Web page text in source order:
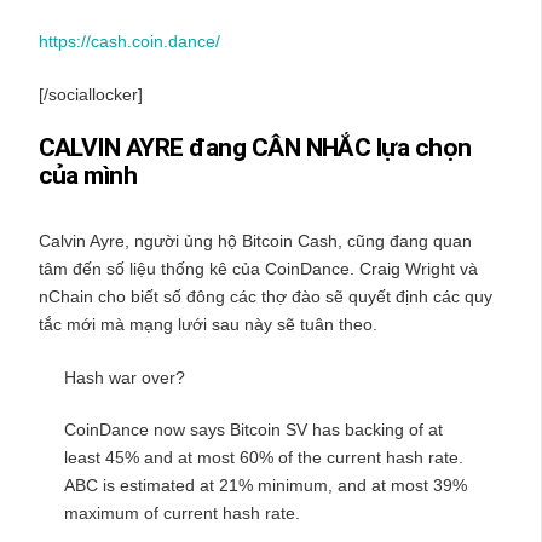
https://cash.coin.dance/
[/sociallocker]
CALVIN AYRE đang CÂN NHẮC lựa chọn
của mình
Calvin Ayre, người ủng hộ Bitcoin Cash, cũng đang quan
tâm đến số liệu thống kê của CoinDance. Craig Wright và
nChain cho biết số đông các thợ đào sẽ quyết định các quy
tắc mới mà mạng lưới sau này sẽ tuân theo.
Hash war over?
CoinDance now says Bitcoin SV has backing of at
least 45% and at most 60% of the current hash rate.
ABC is estimated at 21% minimum, and at most 39%
maximum of current hash rate.